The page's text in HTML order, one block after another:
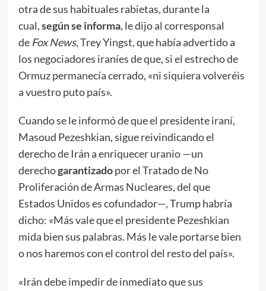
otra de sus habituales rabietas, durante la
cual,según se informa, le dijo al corresponsal
deFox News, Trey Yingst, que había advertido a
los negociadores iraníes de que, si el estrecho de
Ormuz permanecía cerrado, «ni siquiera volveréis
a vuestro puto país».
Cuando se le informó de que el presidente iraní,
Masoud Pezeshkian, sigue reivindicando el
derecho de Irán a enriquecer uranio —un
derechogarantizado por el Tratado de No
Proliferación de Armas Nucleares, del que
Estados Unidos es cofundador—, Trump habría
dicho: «Más vale que el presidente Pezeshkian
mida bien sus palabras. Más le vale portarse bien
o nos haremos con el control del resto del país».
«Irán debe impedir de inmediato que sus